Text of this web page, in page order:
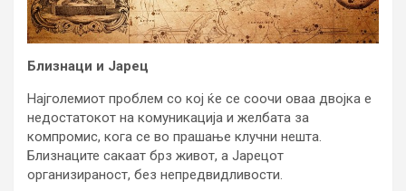
Близнаци и Јарец
Најголемиот проблем со кој ќе се соочи оваа двојка е
недостатокот на комуникација и желбата за
компромис, кога се во прашање клучни нешта.
Близнаците сакаат брз живот, а Јарецот
организираност, без непредвидливости.